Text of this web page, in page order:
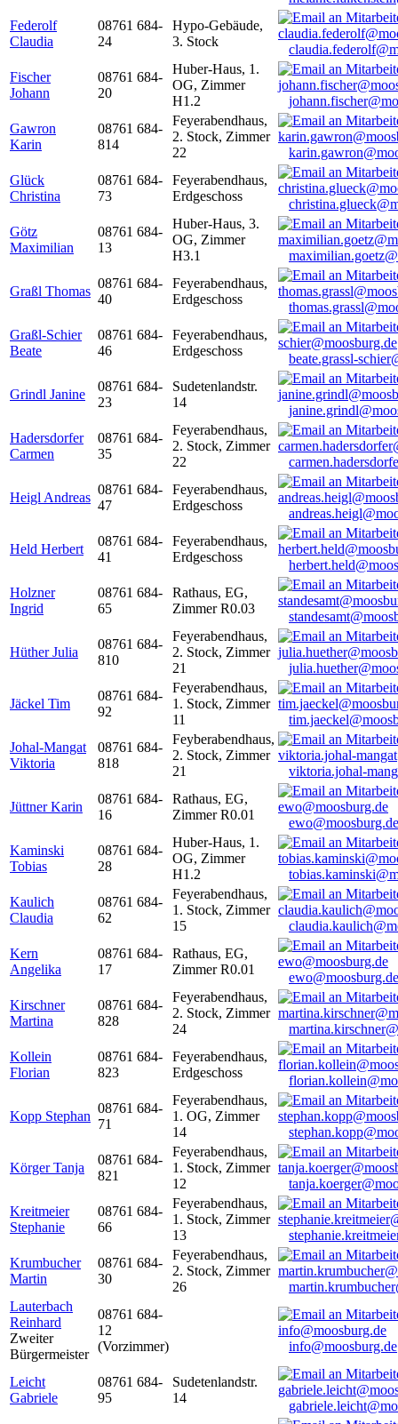
Federolf
Claudia
08761 684-
24
Hypo-Gebäude,
3. Stock
Fischer
Johann
08761 684-
20
Huber-Haus, 1.
OG, Zimmer
H1.2
Gawron
Karin
08761 684-
814
Feyerabendhaus,
2. Stock, Zimmer
22
Glück
Christina
08761 684-
73
Feyerabendhaus,
Erdgeschoss
Götz
Maximilian
08761 684-
13
Huber-Haus, 3.
OG, Zimmer
H3.1
Graßl Thomas
08761 684-
40
Feyerabendhaus,
Erdgeschoss
Graßl-Schier
Beate
08761 684-
46
Feyerabendhaus,
Erdgeschoss
beate.grassl-
Grindl Janine
08761 684-
23
Sudetenlandstr.
14
Hadersdorfer
Carmen
08761 684-
35
Feyerabendhaus,
2. Stock, Zimmer
22
Heigl Andreas
08761 684-
47
Feyerabendhaus,
Erdgeschoss
Held Herbert
08761 684-
41
Feyerabendhaus,
Erdgeschoss
Holzner
Ingrid
08761 684-
65
Rathaus, EG,
Zimmer R0.03
Hüther Julia
08761 684-
810
Feyerabendhaus,
2. Stock, Zimmer
21
Jäckel Tim
08761 684-
92
Feyerabendhaus,
1. Stock, Zimmer
11
Johal-Mangat
Viktoria
08761 684-
818
Feyberabendhaus,
2. Stock, Zimmer
21
viktoria.johal-
Jüttner Karin
08761 684-
16
Rathaus, EG,
Zimmer R0.01
ewo@moosburg.de
Kaminski
Tobias
08761 684-
28
Huber-Haus, 1.
OG, Zimmer
H1.2
Kaulich
Claudia
08761 684-
62
Feyerabendhaus,
1. Stock, Zimmer
15
Kern
Angelika
08761 684-
17
Rathaus, EG,
Zimmer R0.01
ewo@moosburg.de
Kirschner
Martina
08761 684-
828
Feyerabendhaus,
2. Stock, Zimmer
24
Kollein
Florian
08761 684-
823
Feyerabendhaus,
Erdgeschoss
Kopp Stephan
08761 684-
71
Feyerabendhaus,
1. OG, Zimmer
14
Körger Tanja
08761 684-
821
Feyerabendhaus,
1. Stock, Zimmer
12
Kreitmeier
Stephanie
08761 684-
66
Feyerabendhaus,
1. Stock, Zimmer
13
Krumbucher
Martin
08761 684-
30
Feyerabendhaus,
2. Stock, Zimmer
26
Lauterbach
Reinhard
Zweiter
Bürgermeister
08761 684-
12
(Vorzimmer)
info@moosburg.de
Leicht
Gabriele
08761 684-
95
Sudetenlandstr.
14